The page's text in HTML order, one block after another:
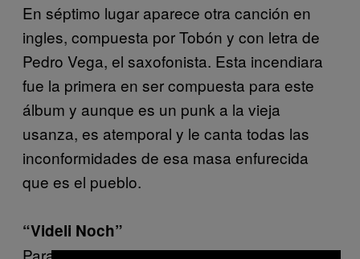
En séptimo lugar aparece otra canción en
ingles, compuesta por Tobón y con letra de
Pedro Vega, el saxofonista. Esta incendiara
fue la primera en ser compuesta para este
álbum y aunque es un punk a la vieja
usanza, es atemporal y le canta todas las
inconformidades de esa masa enfurecida
que es el pueblo.
“Videli Noch”
Para finalizar aparece “Videli Noch” quizá la